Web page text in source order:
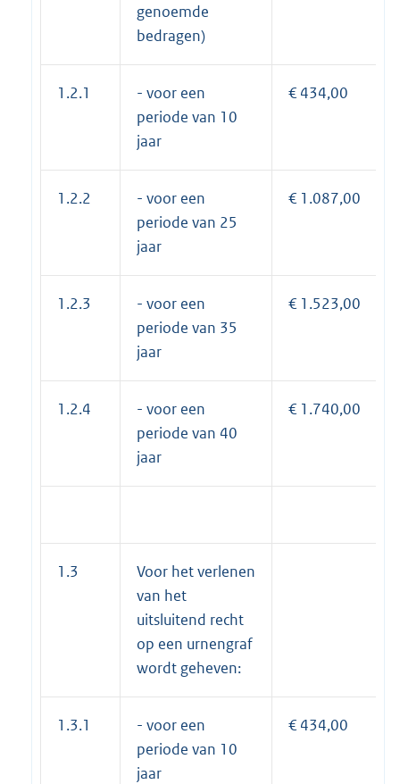
genoemde
bedragen)
1.2.1
- voor een
periode van 10
jaar
€ 434,00
1.2.2
- voor een
periode van 25
jaar
€ 1.087,00
1.2.3
- voor een
periode van 35
jaar
€ 1.523,00
1.2.4
- voor een
periode van 40
jaar
€ 1.740,00
1.3
Voor het verlenen
van het
uitsluitend recht
op een urnengraf
wordt geheven:
1.3.1
- voor een
periode van 10
jaar
€ 434,00